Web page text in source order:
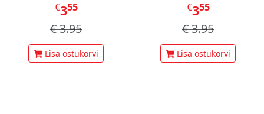
€355
€3.95
Lisa ostukorvi
€355
€3.95
Lisa ostukorvi